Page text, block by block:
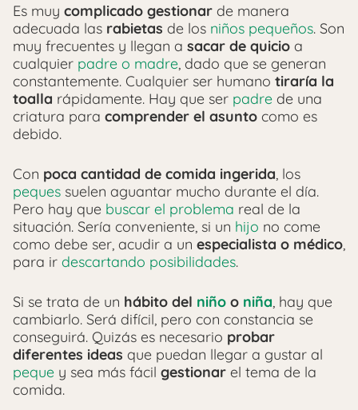
Es muy complicado gestionar de manera
adecuada las rabietas de los niños pequeños. Son
muy frecuentes y llegan a sacar de quicio a
cualquier padre o madre, dado que se generan
constantemente. Cualquier ser humano tiraría la
toalla rápidamente. Hay que ser padre de una
criatura para comprender el asunto como es
debido.
Con poca cantidad de comida ingerida, los
peques suelen aguantar mucho durante el día.
Pero hay que buscar el problema real de la
situación. Sería conveniente, si un hijo no come
como debe ser, acudir a un especialista o médico,
para ir descartando posibilidades.
Si se trata de un hábito del niño o niña, hay que
cambiarlo. Será difícil, pero con constancia se
conseguirá. Quizás es necesario probar
diferentes ideas que puedan llegar a gustar al
peque y sea más fácil gestionar el tema de la
comida.